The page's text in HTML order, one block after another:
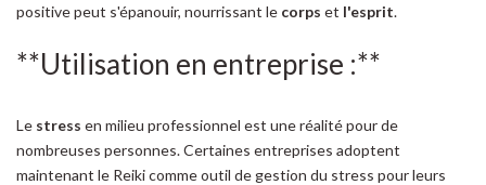
positive peut s'épanouir, nourrissant le corps et l'esprit.
**Utilisation en entreprise :**
Le stress en milieu professionnel est une réalité pour de
nombreuses personnes. Certaines entreprises adoptent
maintenant le Reiki comme outil de gestion du stress pour leurs